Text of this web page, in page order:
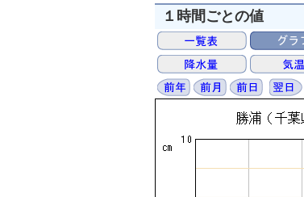
１時間ごとの値